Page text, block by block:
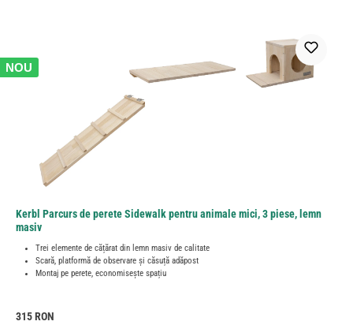
NOU
Kerbl Parcurs de perete Sidewalk pentru animale mici, 3 piese, lemn
masiv
Trei elemente de cățărat din lemn masiv de calitate
Scară, platformă de observare și căsuță adăpost
Montaj pe perete, economisește spațiu
Preț obișnuit:
315 RON